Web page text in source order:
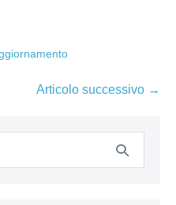
Articolo successivo →